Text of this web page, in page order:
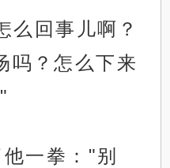
么回事儿啊？
吗？怎么下来
一拳："别